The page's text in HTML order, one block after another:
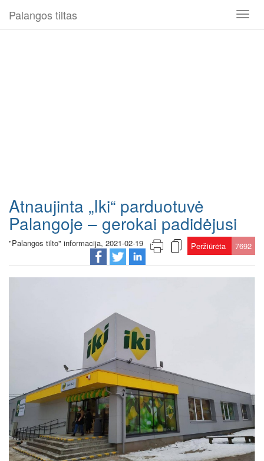
Toggle
Palangos tiltas
Atnaujinta „Iki“ parduotuvė
Palangoje – gerokai padidėjusi
"Palangos tilto" informacija, 2021-02-19 Peržiūrėta 7692